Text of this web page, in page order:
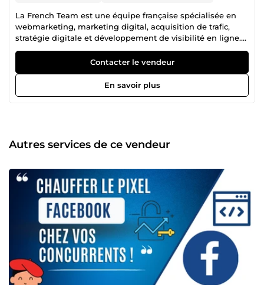
La French Team est une équipe française spécialisée en
webmarketing, marketing digital, acquisition de trafic,
stratégie digitale et développement de visibilité en ligne.
Notre collectif regroupe plusieurs profils complémentaires,
âgés de 21 à 39 ans, chacun expert dans son domaine :
publicité Facebook Ads, Instagram Ads, Snapchat Ads,
Google Ads, création de site web, tunnel de vente,
copywriting, génération de leads, branding, growth
approche complète, efficace et orientée résultats. Là où
beaucoup s’arrêtent à la théorie, nous mettons en place
développer votre présence en ligne, améliorer votre image
de marque et booster votre chiffre d’affaires. Notre arrivée
sur ComeUp a un objectif simple : rendre accessibles des
compétences habituellement réservées à des structures
plus importantes. Depuis longtemps, nous accompagnons
dans l’ombre de nombreux entrepreneurs, marques, e-
commerçants, entreprises, infopreneurs et projets digitaux
dans leur croissance sur internet. Nous faisons partie
d’une génération passionnée par le digital, la performance,
l’innovation, le growth marketing et l’optimisation
Contacter le vendeur
En savoir plus
Autres services de ce vendeur